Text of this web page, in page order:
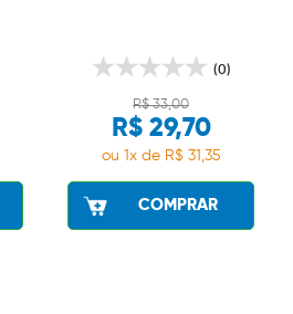
(0)
R$ 33,00
R$ 29,70
ou 1x de R$ 31,35
COMPRAR